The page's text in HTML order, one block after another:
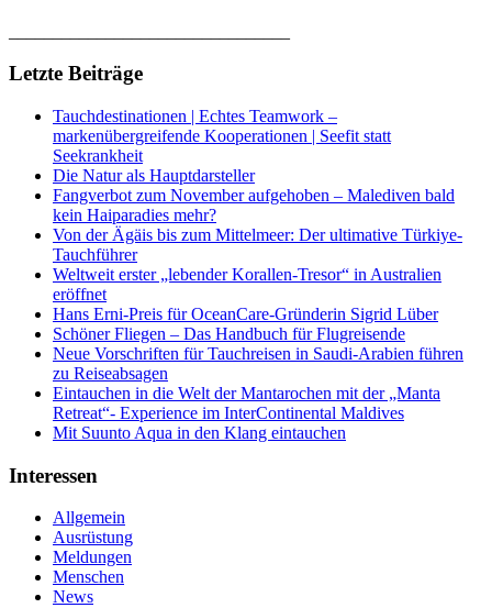
Letzte Beiträge
Tauchdestinationen | Echtes Teamwork –
markenübergreifende Kooperationen | Seefit statt
Seekrankheit
Die Natur als Hauptdarsteller
Fangverbot zum November aufgehoben – Malediven bald
kein Haiparadies mehr?
Von der Ägäis bis zum Mittelmeer: Der ultimative Türkiye-
Tauchführer
Weltweit erster „lebender Korallen-Tresor“ in Australien
eröffnet
Hans Erni-Preis für OceanCare-Gründerin Sigrid Lüber
Schöner Fliegen – Das Handbuch für Flugreisende
Neue Vorschriften für Tauchreisen in Saudi-Arabien führen
zu Reiseabsagen
Eintauchen in die Welt der Mantarochen mit der „Manta
Retreat“- Experience im InterContinental Maldives
Mit Suunto Aqua in den Klang eintauchen
Interessen
Allgemein
Ausrüstung
Meldungen
Menschen
News